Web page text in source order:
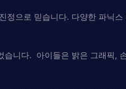
정으로 믿습니다. 다양한 파닉
니다. ‍‍‍ 아이들은 밝은 그래픽